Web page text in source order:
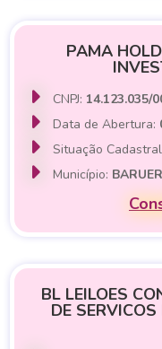
PAMA
CNPJ: 14.123.035/
Data de Abertura:
Situação
Município:
BL LEILOES
DE